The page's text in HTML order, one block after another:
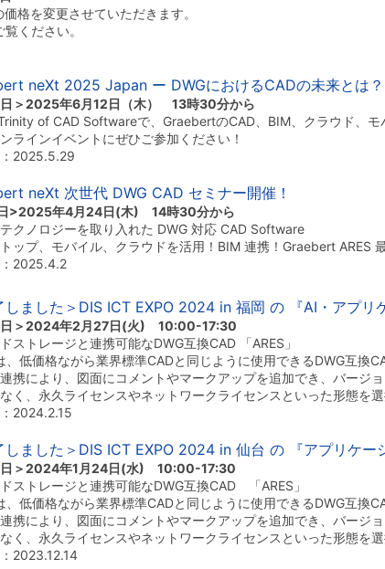
格を変更させていただきます。
ください。
neXt 2025 Japan ー DWGにおけるCADの未来とは？
日＞2025年6月12日（木） 13時30分から
of CAD Softwareで、GraebertのCAD、BIM、クラウド、モ
ラインイベントにぜひご参加ください！
2025.5.29
neXt 次世代 DWG CAD セミナー開催！
>2025年4月24日(木) 14時30分から
クノロジーを取り入れた DWG 対応 CAD Software
ップ、モバイル、クラウドを活用！BIM 連携！Graebert ARES
2025.4.2
しました＞DIS ICT EXPO 2024 in 福岡 の 『AI・アプリ
日＞2024年2月27日(火) 10:00-17:30
ストレージと連携可能なDWG互換CAD 「ARES」
、低価格ながら業界標準CADと同じように使用できるDWG互
携により、図面にコメントやマークアップを追加でき、バージ
く、永久ライセンスやネットワークライセンスといった形態を
2024.2.15
しました＞DIS ICT EXPO 2024 in 仙台 の 『アプリケー
日＞2024年1月24日(水) 10:00-17:30
ストレージと連携可能なDWG互換CAD 「ARES」
、低価格ながら業界標準CADと同じように使用できるDWG互
携により、図面にコメントやマークアップを追加でき、バージ
く、永久ライセンスやネットワークライセンスといった形態を
2023.12.14